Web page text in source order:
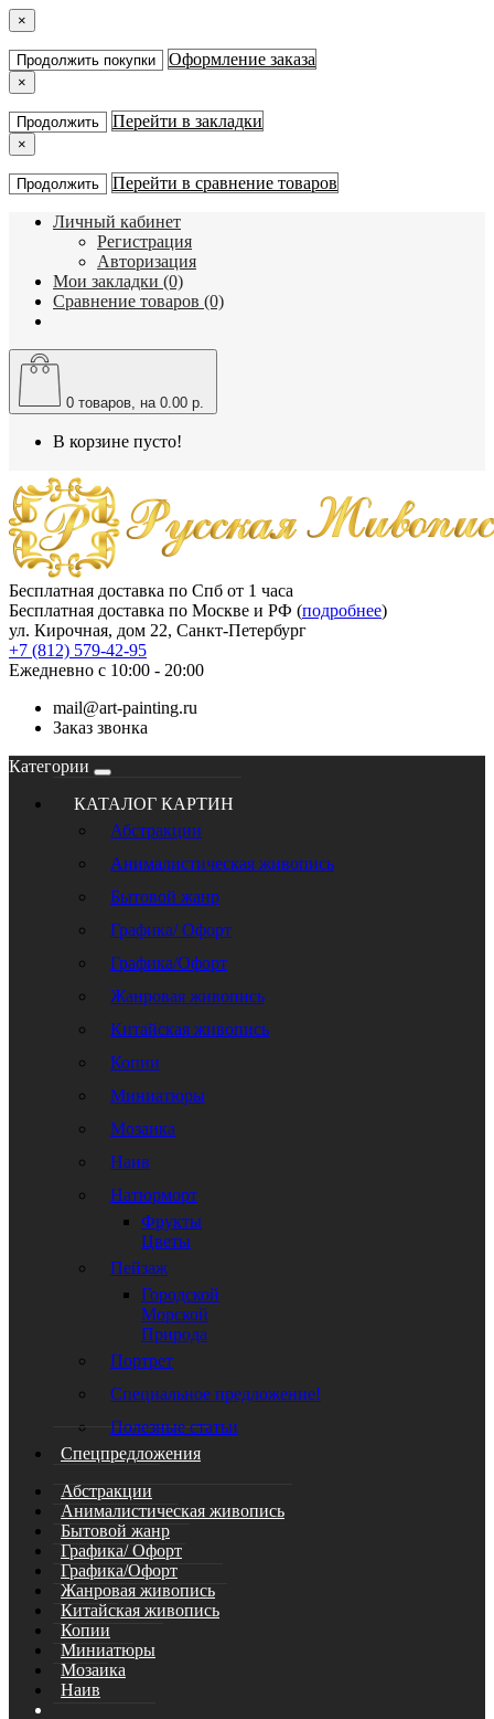
×
Продолжить покупки Оформление заказа
×
Продолжить Перейти в закладки
×
Продолжить Перейти в сравнение товаров
Личный кабинет
Регистрация
Авторизация
Мои закладки (0)
Сравнение товаров (0)
0 товаров, на 0.00 р.
В корзине пусто!
Бесплатная доставка по Спб от 1 часа
Бесплатная доставка по Москве и РФ (подробнее)
ул. Кирочная, дом 22, Санкт-Петербург
+7 (812) 579-42-95
Ежедневно с 10:00 - 20:00
mail@art-painting.ru
Заказ звонка
Категории
КАТАЛОГ КАРТИН
Абстракции
Анималистическая живопись
Бытовой жанр
Графика/ Офорт
Графика/Офорт
Жанровая живопись
Китайская живопись
Копии
Миниатюры
Мозаика
Наив
Натюрморт
Фрукты
Цветы
Пейзаж
Городской
Морской
Природа
Портрет
Специальное предложение!
Полезные статьи
Спецпредложения
Абстракции
Анималистическая живопись
Бытовой жанр
Графика/ Офорт
Графика/Офорт
Жанровая живопись
Китайская живопись
Копии
Миниатюры
Мозаика
Наив